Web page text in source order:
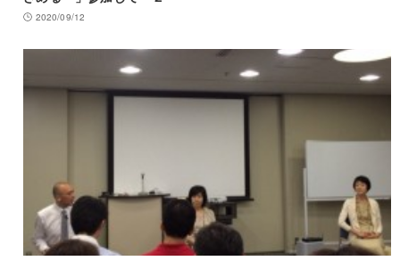
2020/09/12